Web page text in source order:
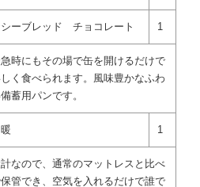
ーブレッド チョコレート 1
時にもその場で缶を開けるだけで
く食べられます。風味豊かなふわ
蓄用パンです。
1
なので、通常のマットレスと比べ
管でき、空気を入れるだけで誰で